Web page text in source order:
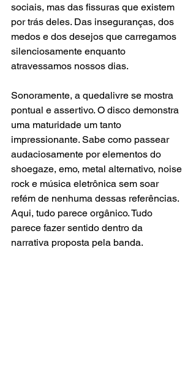
sociais, mas das fissuras que existem
por trás deles. Das inseguranças, dos
medos e dos desejos que carregamos
silenciosamente enquanto
atravessamos nossos dias.
Sonoramente, a quedalivre se mostra
pontual e assertivo. O disco demonstra
uma maturidade um tanto
impressionante. Sabe como passear
audaciosamente por elementos do
shoegaze, emo, metal alternativo, noise
rock e música eletrônica sem soar
refém de nenhuma dessas referências.
Aqui, tudo parece orgânico. Tudo
parece fazer sentido dentro da
narrativa proposta pela banda.